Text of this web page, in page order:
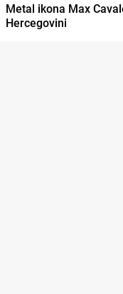
Metal ikona Max
Hercegovini